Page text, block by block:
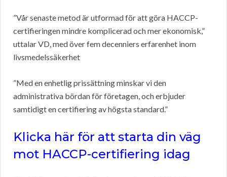
”Vår senaste metod är utformad för att göra HACCP-
certifieringen mindre komplicerad och mer ekonomisk,”
uttalar VD, med över fem decenniers erfarenhet inom
livsmedelssäkerhet
”Med en enhetlig prissättning minskar vi den
administrativa bördan för företagen, och erbjuder
samtidigt en certifiering av högsta standard.”
Klicka här för att starta din väg
mot HACCP-certifiering idag